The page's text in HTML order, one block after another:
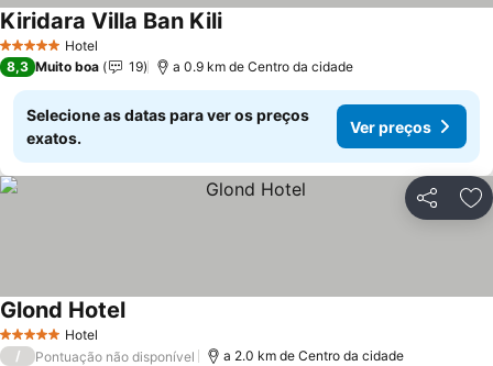
5 Estrelas Hotel
Kiridara Villa Ban KiliVer preços
8,3 Muito boa 19 a 0.9 km de Centro da cidade
Selecione as datas para ver os preços
exatos.
Ver preços
Partilhar
5 Estrelas Hotel
Glond HotelVer preços
/ Pontuação não disponível a 2.0 km de Centro da cidade